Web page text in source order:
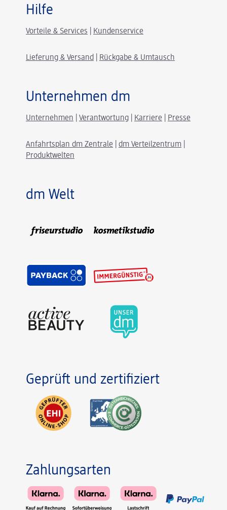
Hilfe
Vorteile & Services Kundenservice
Lieferung & Versand Rückgabe & Umtausch
Unternehmen dm
Unternehmen Verantwortung Karriere Presse
Anfahrtsplan dm Zentrale dm Verteilzentrum
Produktwelten
dm Welt
Geprüft und zertifiziert
Zahlungsarten